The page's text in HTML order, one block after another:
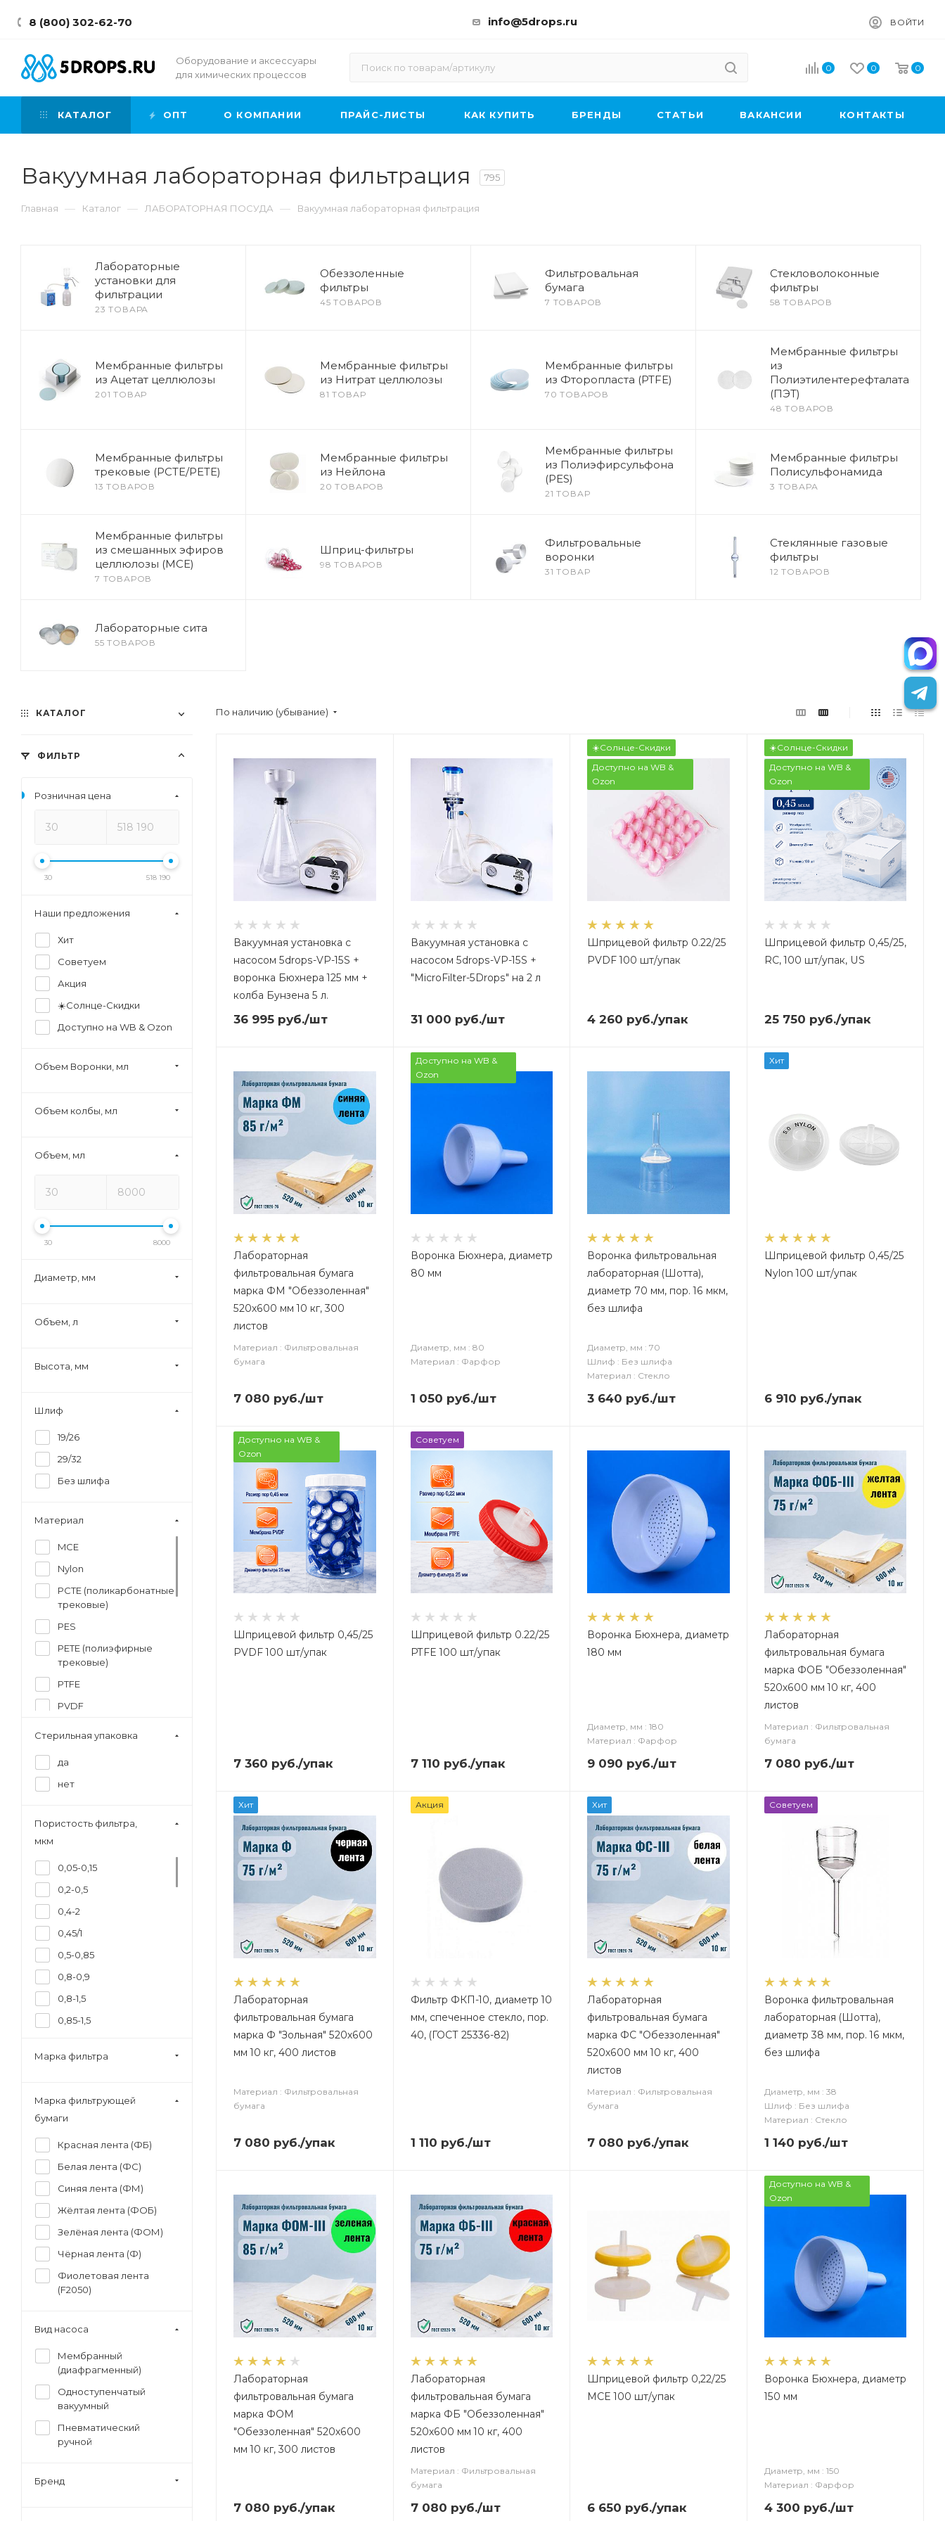
8 (800) 302-62-70 ВОЙТИ
info@5drops.ru
Оборудование и аксессуары
для химических процессов
0 0 0
КАТАЛОГ ОПТ О КОМПАНИИ ПРАЙС-ЛИСТЫ КАК КУПИТЬ БРЕНДЫ CТАТЬИ ВАКАНСИИ КОНТАКТЫ
Вакуумная лабораторная фильтрация 795
Главная — Каталог — ЛАБОРАТОРНАЯ ПОСУДА — Вакуумная лабораторная фильтрация
Лабораторные
установки для
фильтрации
23 ТОВАРА
Обеззоленные
фильтры
45 ТОВАРОВ
Фильтровальная
бумага
7 ТОВАРОВ
Стекловолоконные
фильтры
58 ТОВАРОВ
Мембранные фильтры
из Ацетат целлюлозы
201 ТОВАР
Мембранные фильтры
из Нитрат целлюлозы
81 ТОВАР
Мембранные фильтры
из Фторопласта (PTFE)
70 ТОВАРОВ
Мембранные фильтры
из
Полиэтилентерефталата
(ПЭТ)
48 ТОВАРОВ
Мембранные фильтры
трековые (PCTE/PETE)
13 ТОВАРОВ
Мембранные фильтры
из Нейлона
20 ТОВАРОВ
Мембранные фильтры
из Полиэфирсульфона
(PES)
21 ТОВАР
Мембранные фильтры
Полисульфонамида
3 ТОВАРА
Мембранные фильтры
из смешанных эфиров
целлюлозы (МСЕ)
7 ТОВАРОВ
Шприц-фильтры
98 ТОВАРОВ
Фильтровальные
воронки
31 ТОВАР
Стеклянные газовые
фильтры
12 ТОВАРОВ
Лабораторные сита
55 ТОВАРОВ
По наличию (убывание)
Вакуумная установка с
насосом 5drops-VP-15S +
воронка Бюхнера 125 мм +
колба Бунзена 5 л.
36 995 руб./шт
Вакуумная установка с
насосом 5drops-VP-15S +
"MicroFilter-5Drops" на 2 л
31 000 руб./шт
☀️Солнце-Скидки
Доступно на WB &
Ozon
Шприцевой фильтр 0.22/25
PVDF 100 шт/упак
4 260 руб./упак
☀️Солнце-Скидки
Доступно на WB &
Ozon
Шприцевой фильтр 0,45/25,
RC, 100 шт/упак, US
25 750 руб./упак
Лабораторная
фильтровальная бумага
марка ФМ "Обеззоленная"
520х600 мм 10 кг, 300
листов
Материал : Фильтровальная
бумага
7 080 руб./шт
Доступно на WB &
Ozon
Воронка Бюхнера, диаметр
80 мм
Диаметр, мм : 80
Материал : Фарфор
1 050 руб./шт
Воронка фильтровальная
лабораторная (Шотта),
диаметр 70 мм, пор. 16 мкм,
без шлифа
Диаметр, мм : 70
Шлиф : Без шлифа
Материал : Стекло
3 640 руб./шт
Хит
Шприцевой фильтр 0,45/25
Nylon 100 шт/упак
6 910 руб./упак
Доступно на WB &
Ozon
Шприцевой фильтр 0,45/25
PVDF 100 шт/упак
7 360 руб./упак
Советуем
Шприцевой фильтр 0.22/25
PTFE 100 шт/упак
7 110 руб./упак
Воронка Бюхнера, диаметр
180 мм
Диаметр, мм : 180
Материал : Фарфор
9 090 руб./шт
Лабораторная
фильтровальная бумага
марка ФОБ "Обеззоленная"
520х600 мм 10 кг, 400
листов
Материал : Фильтровальная
бумага
7 080 руб./шт
Хит
Лабораторная
фильтровальная бумага
марка Ф "Зольная" 520х600
мм 10 кг, 400 листов
Материал : Фильтровальная
бумага
7 080 руб./упак
Акция
Фильтр ФКП-10, диаметр 10
мм, спеченное стекло, пор.
40, (ГОСТ 25336-82)
1 110 руб./шт
Хит
Лабораторная
фильтровальная бумага
марка ФС "Обеззоленная"
520х600 мм 10 кг, 400
листов
Материал : Фильтровальная
бумага
7 080 руб./упак
Советуем
Воронка фильтровальная
лабораторная (Шотта),
диаметр 38 мм, пор. 16 мкм,
без шлифа
Диаметр, мм : 38
Шлиф : Без шлифа
Материал : Стекло
1 140 руб./шт
Лабораторная
фильтровальная бумага
марка ФОМ
"Обеззоленная" 520х600
мм 10 кг, 300 листов
7 080 руб./упак
Лабораторная
фильтровальная бумага
марка ФБ "Обеззоленная"
520х600 мм 10 кг, 400
листов
Материал : Фильтровальная
бумага
7 080 руб./шт
Шприцевой фильтр 0,22/25
MCE 100 шт/упак
6 650 руб./упак
Доступно на WB &
Ozon
Воронка Бюхнера, диаметр
150 мм
Диаметр, мм : 150
Материал : Фарфор
4 300 руб./шт
КАТАЛОГ
ФИЛЬТР
Розничная цена
30 518 190
Наши предложения
Хит
Советуем
Акция
☀️Солнце-Скидки
Доступно на WB & Ozon
Объем Воронки, мл
Объем колбы, мл
Объем, мл
30 8000
Диаметр, мм
Объем, л
Высота, мм
Шлиф
19/26
29/32
Без шлифа
Материал
MCE
Nylon
PCTE (поликарбонатные
трековые)
PES
PETE (полиэфирные
трековые)
PTFE
PVDF
целлюлоза)
Ацетат целлюлозы
Кварц
Нержавеющая сталь
Полисульфонамид
Полиэтилен
Полиэтилентерефталат
Сталь
Стекло
Стекловолокно
Фарфор
Фильтровальная бумага
Стерильная упаковка
да
нет
Пористость фильтра,
мкм
0,05-0,15
0,2-0,5
0,4-2
0,45/1
0,5-0,85
0,8-0,9
0,8-1,5
0,85-1,5
0.08
0.15
0.22
0.25
0.3
0.4
0.45
0.5
0.6
0.7
0.80
0.9
1
1,5-3
1.6
Марка фильтра
Марка фильтрующей
бумаги
Красная лента (ФБ)
Белая лента (ФС)
Синяя лента (ФМ)
Жёлтая лента (ФОБ)
Зелёная лента (ФОМ)
Чёрная лента (Ф)
Фиолетовая лента
(F2050)
Вид насоса
Мембранный
(диафрагменный)
Одноступенчатый
вакуумный
Пневматический
ручной
Бренд